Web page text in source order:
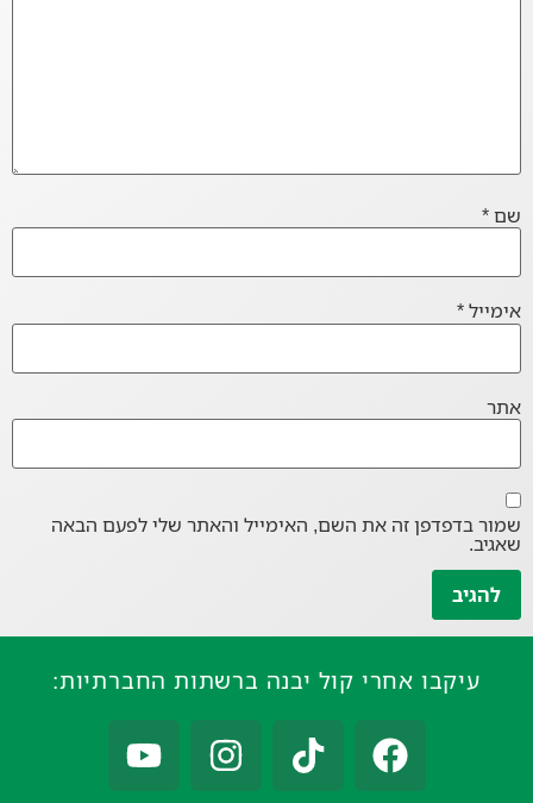
שם*
אימייל*
אתר
שמור בדפדפן זה את השם, האימייל והאתר שלי לפעם הבאה
שאגיב.
עיקבו אחרי קול יבנה ברשתות החברתיות: